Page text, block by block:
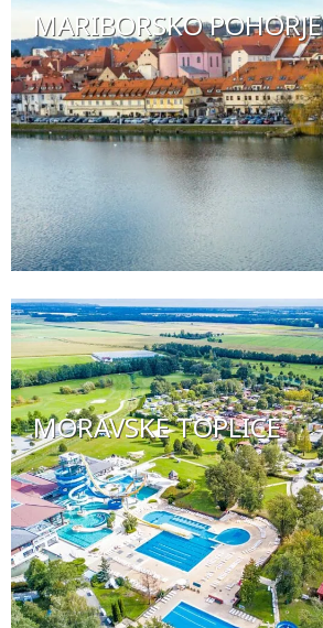
MARIBORSKO POHORJE
MORAVSKE TOPLICE